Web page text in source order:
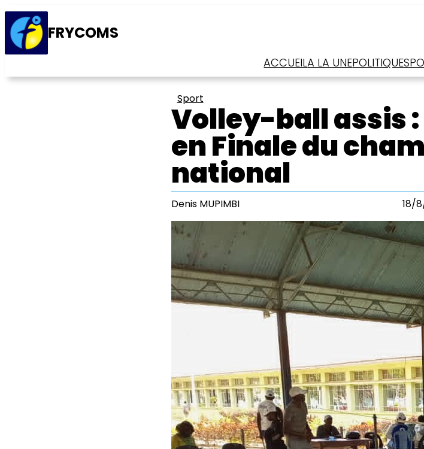
FRYCOMS
ACCUEILA LA UNEPOLITIQUE
Sport
Volley-ball assis
en Finale du
national
Denis MUPIMBI 18/